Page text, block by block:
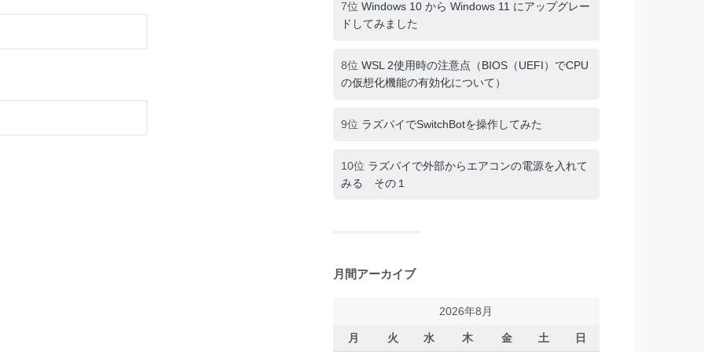
7位 Windows 10 から Windows 11 にアップグレー
ドしてみました
8位 WSL 2使用時の注意点（BIOS（UEFI）でCPU
の仮想化機能の有効化について）
9位 ラズパイでSwitchBotを操作してみた
10位 ラズパイで外部からエアコンの電源を入れて
みる その１
月間アーカイブ
2026年8月
月 火 水 木 金 土 日